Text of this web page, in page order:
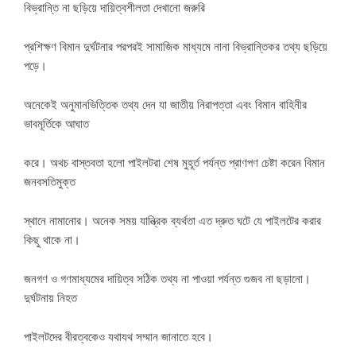
বিভ্রান্তি না ছড়িয়ে দায়িত্বশীলতা দেখানো জরুরি
প্রশিক্ষণ বিমান দুর্ঘটনার পরপরই সামাজিক মাধ্যমে নানা বিভ্রান্তিকর তথ্য ছড়িয়ে
পড়ে।
অনেকেই অনুমানভিত্তিক তথ্য দেন যা জাতীয় নিরাপত্তা এবং বিমান বাহিনীর
ভাবমূর্তিকে আঘাত
করে। অথচ বাস্তবতা হলো পাইলটরা শেষ মুহূর্ত পর্যন্ত প্রাণপণ চেষ্টা করেন বিমান
জনবসতিমুক্ত
স্থানে নামানোর। অনেক সময় যান্ত্রিক ব্যর্থতা এত দ্রুত ঘটে যে পাইলটের করার
কিছু থাকে না।
জনগণ ও গণমাধ্যমের দায়িত্ব সঠিক তথ্য না পাওয়া পর্যন্ত গুজব না ছড়ানো।
দুর্ঘটনায় নিহত
পাইলটদের বীরত্বকেও যথাযথ সম্মান জানাতে হবে।